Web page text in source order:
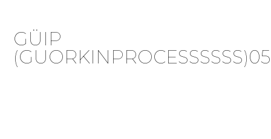
GÜIP
(GUORKINPROCESSSSSS)05